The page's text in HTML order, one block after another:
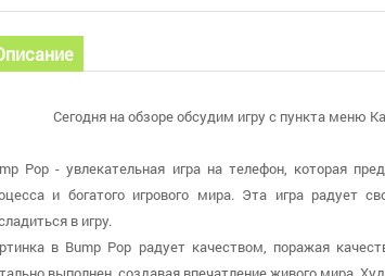
Сегодня на обзоре обсудим игру с пункта меню
Pop - увлекательная игра на телефон, которая
и богатого игрового мира. Эта игра радует
в игру.
в Bump Pop радует качеством, поражая